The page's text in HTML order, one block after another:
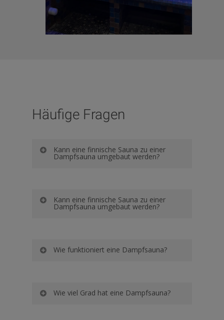
Häufige Fragen
Kann eine finnische Sauna zu einer
Dampfsauna umgebaut werden?
Kann eine finnische Sauna zu einer
Dampfsauna umgebaut werden?
Sauna zu einer Dampfsauna
häufig auch der Belag
Kann eine finnische Sauna zu einer
Dampfsauna umgebaut werden?
Kann eine finnische Sauna zu einer
Dampfsauna umgebaut werden?
Sauna zu einer Dampfsauna
Wie funktioniert eine Dampfsauna?
Wie funktioniert eine Dampfsauna?
Wie viel Grad hat eine Dampfsauna?